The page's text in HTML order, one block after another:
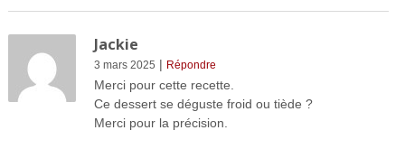
Jackie
3 mars 2025 | Répondre
Merci pour cette recette.
Ce dessert se déguste froid ou tiède ?
Merci pour la précision.